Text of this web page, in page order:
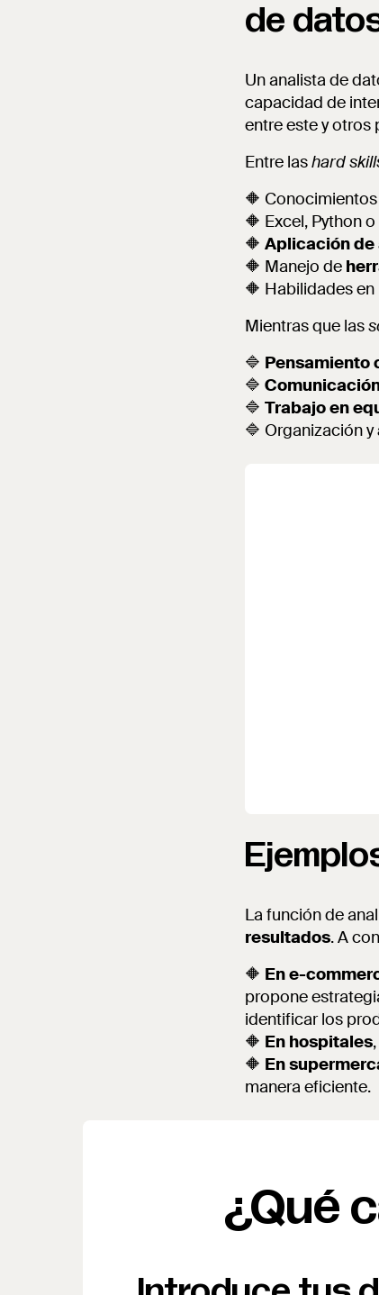
de
Un analista de
capacidad de
entre este y otros
Entre lashard
🔶
🔶 Excel, Python
🔶 Aplicación
🔶 Manejo de
🔶 Habilidades en
Mientras que las
🔷 Pensamiento
🔷
🔷 Trabajo en
🔷 Organización y
La función de
resultados. A
🔶 En e-
propone
identificar los
🔶 En hospitales
🔶 En
manera eficiente.
¿Qué